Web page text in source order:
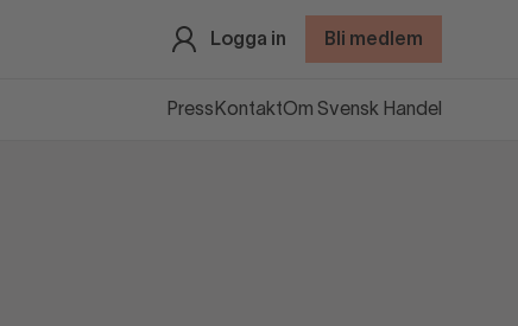
Logga in Bli medlem
Press KontaktOm Svensk Handel